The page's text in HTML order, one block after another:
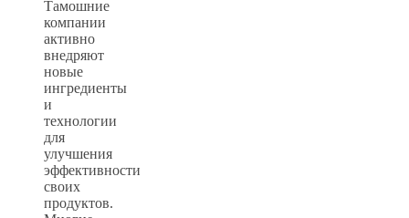
Тамошние
компании
активно
внедряют
новые
ингредиенты
и
технологии
для
улучшения
эффективности
своих
продуктов.